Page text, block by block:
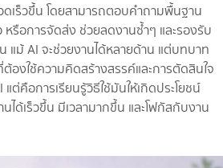
เร็วขึ้น โดยสามารถตอบคำถามพื้นฐาน
หรือการจัดส่ง ช่วยลดงานซ้ำๆ และรองรับ
ม้ AI จะช่วยงานได้หลายด้าน แต่บทบาท
งใช้ความคิดสร้างสรรค์และการตัดสินใจ
ต่คือการเรียนรู้วิธีใช้มันให้เกิดประโยชน์
นได้เร็วขึ้น มีเวลามากขึ้น และโฟกัสกับงาน